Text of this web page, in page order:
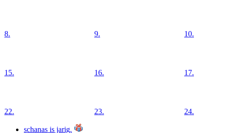
8. 9. 10.
15. 16. 17.
22.
schanas is jarig.
23. 24.